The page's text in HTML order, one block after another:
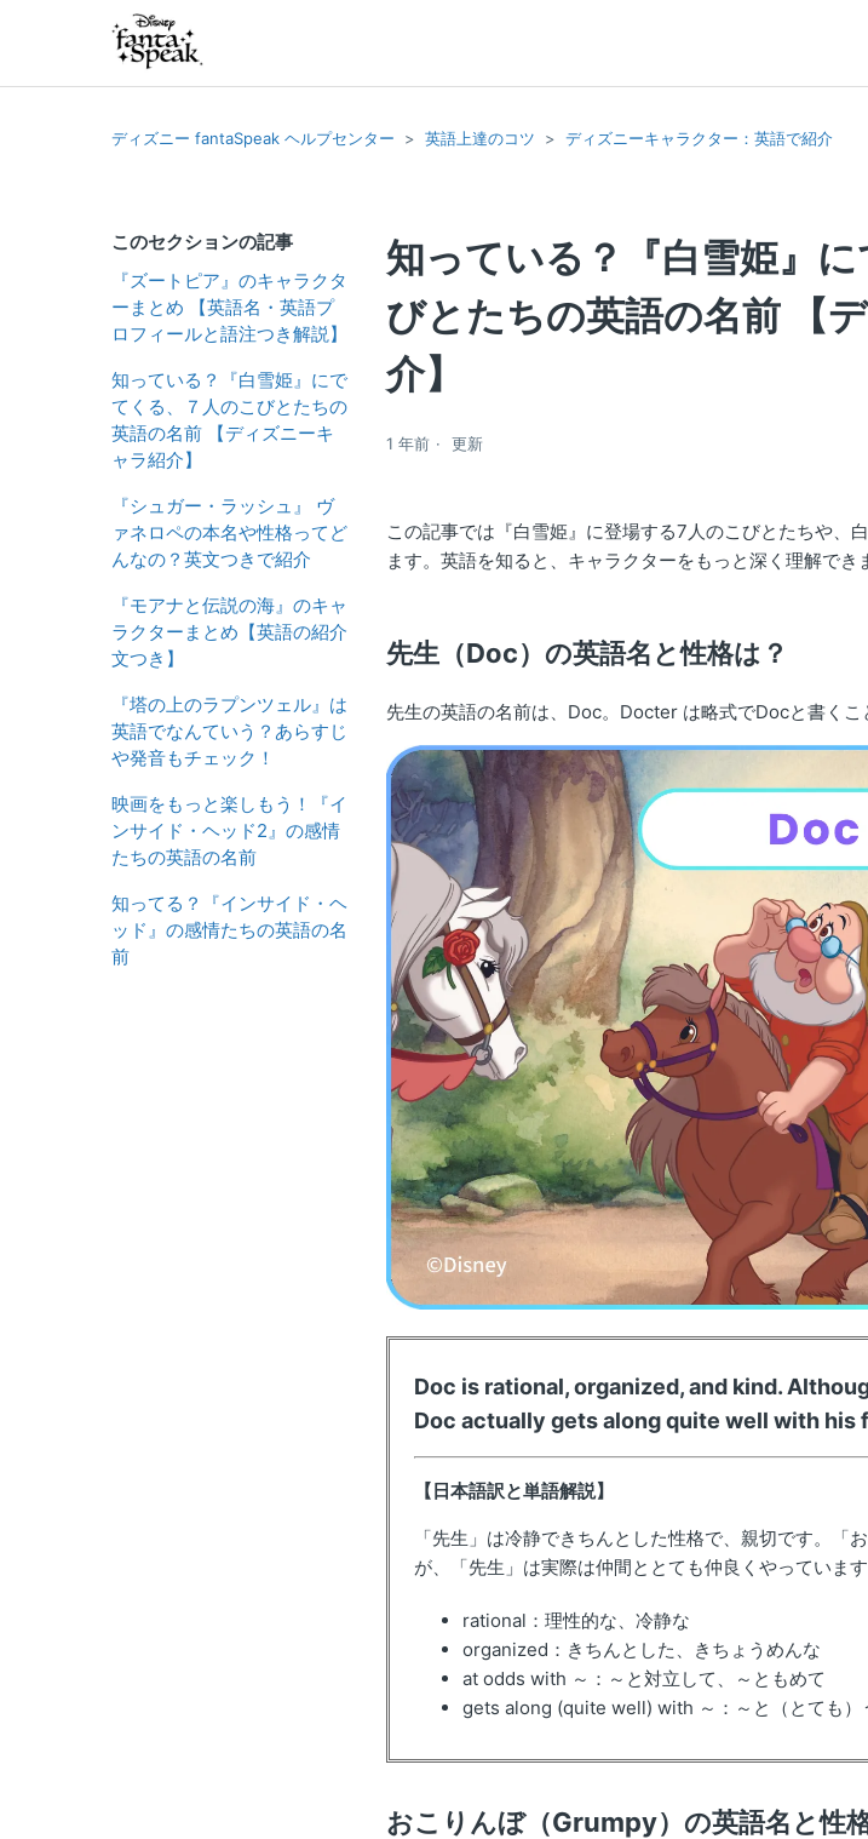
ディズニー fantaSpeak ヘルプセンター 英語上達のコツ ディズニーキャラクター：英語で紹介
このセクションの記事
『ズートピア』のキャラクタ
ーまとめ 【英語名・英語プ
ロフィールと語注つき解説】
知っている？『白雪姫』にで
てくる、７人のこびとたちの
英語の名前 【ディズニーキ
ャラ紹介】
『シュガー・ラッシュ』 ヴ
ァネロペの本名や性格ってど
んなの？英文つきで紹介
『モアナと伝説の海』のキャ
ラクターまとめ【英語の紹介
文つき】
『塔の上のラプンツェル』は
英語でなんていう？あらすじ
や発音もチェック！
映画をもっと楽しもう！『イ
ンサイド・ヘッド2』の感情
たちの英語の名前
知ってる？『インサイド・ヘ
ッド』の感情たちの英語の名
前
知っている？『白雪姫』
びとたちの英語の名前 【
介】
1 年前 更新
この記事では『白雪姫』に登場する7人のこびとたちや、
ます。英語を知ると、キャラクターをもっと深く理解でき
先生（Doc）の英語名と性格は？
先生の英語の名前は、Doc。Docter は略式でDocと書くこ
Doc is rational, organized, and kind.
Doc actually gets along quite well with his
【日本語訳と単語解説】
「先生」は冷静できちんとした性格で、親切です。「
が、「先生」は実際は仲間ととても仲良くやっています
rational：理性的な、冷静な
organized：きちんとした、きちょうめんな
at odds with ～：～と対立して、～ともめて
gets along (quite well) with ～：～と（とても）
おこりんぼ（Grumpy）の英語名と性